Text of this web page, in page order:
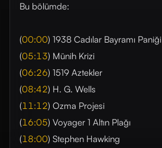
Bu bölümde:
(00:00) 1938 Cadılar Bayramı Paniği
(05:13) Münih Krizi
(06:26) 1519 Aztekler
(08:42) H. G. Wells
(11:12) Ozma Projesi
(16:05) Voyager 1 Altın Plağı
(18:00) Stephen Hawking